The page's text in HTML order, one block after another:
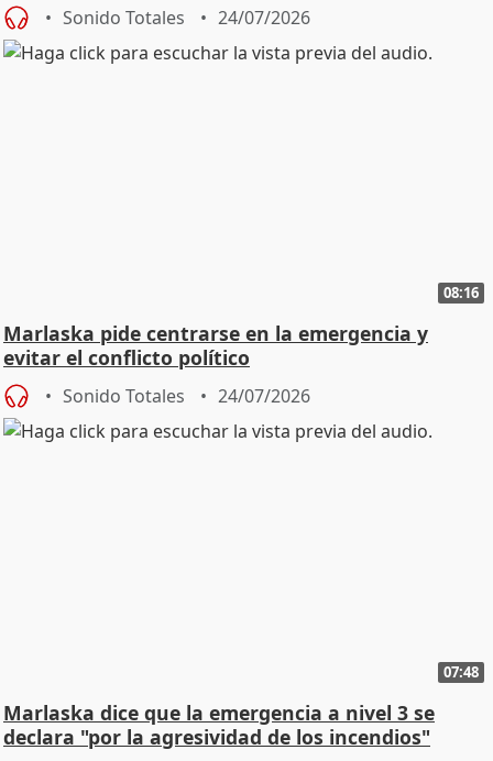
Sonido Totales 24/07/2026
08:16
Marlaska pide centrarse en la emergencia y
evitar el conflicto político
Sonido Totales 24/07/2026
07:48
Marlaska dice que la emergencia a nivel 3 se
declara "por la agresividad de los incendios"